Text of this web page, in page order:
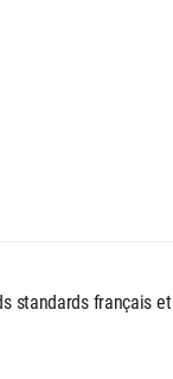
standards français et